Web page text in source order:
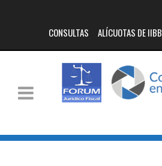
CONSULTAS ALÍCUOTAS DE IIBB